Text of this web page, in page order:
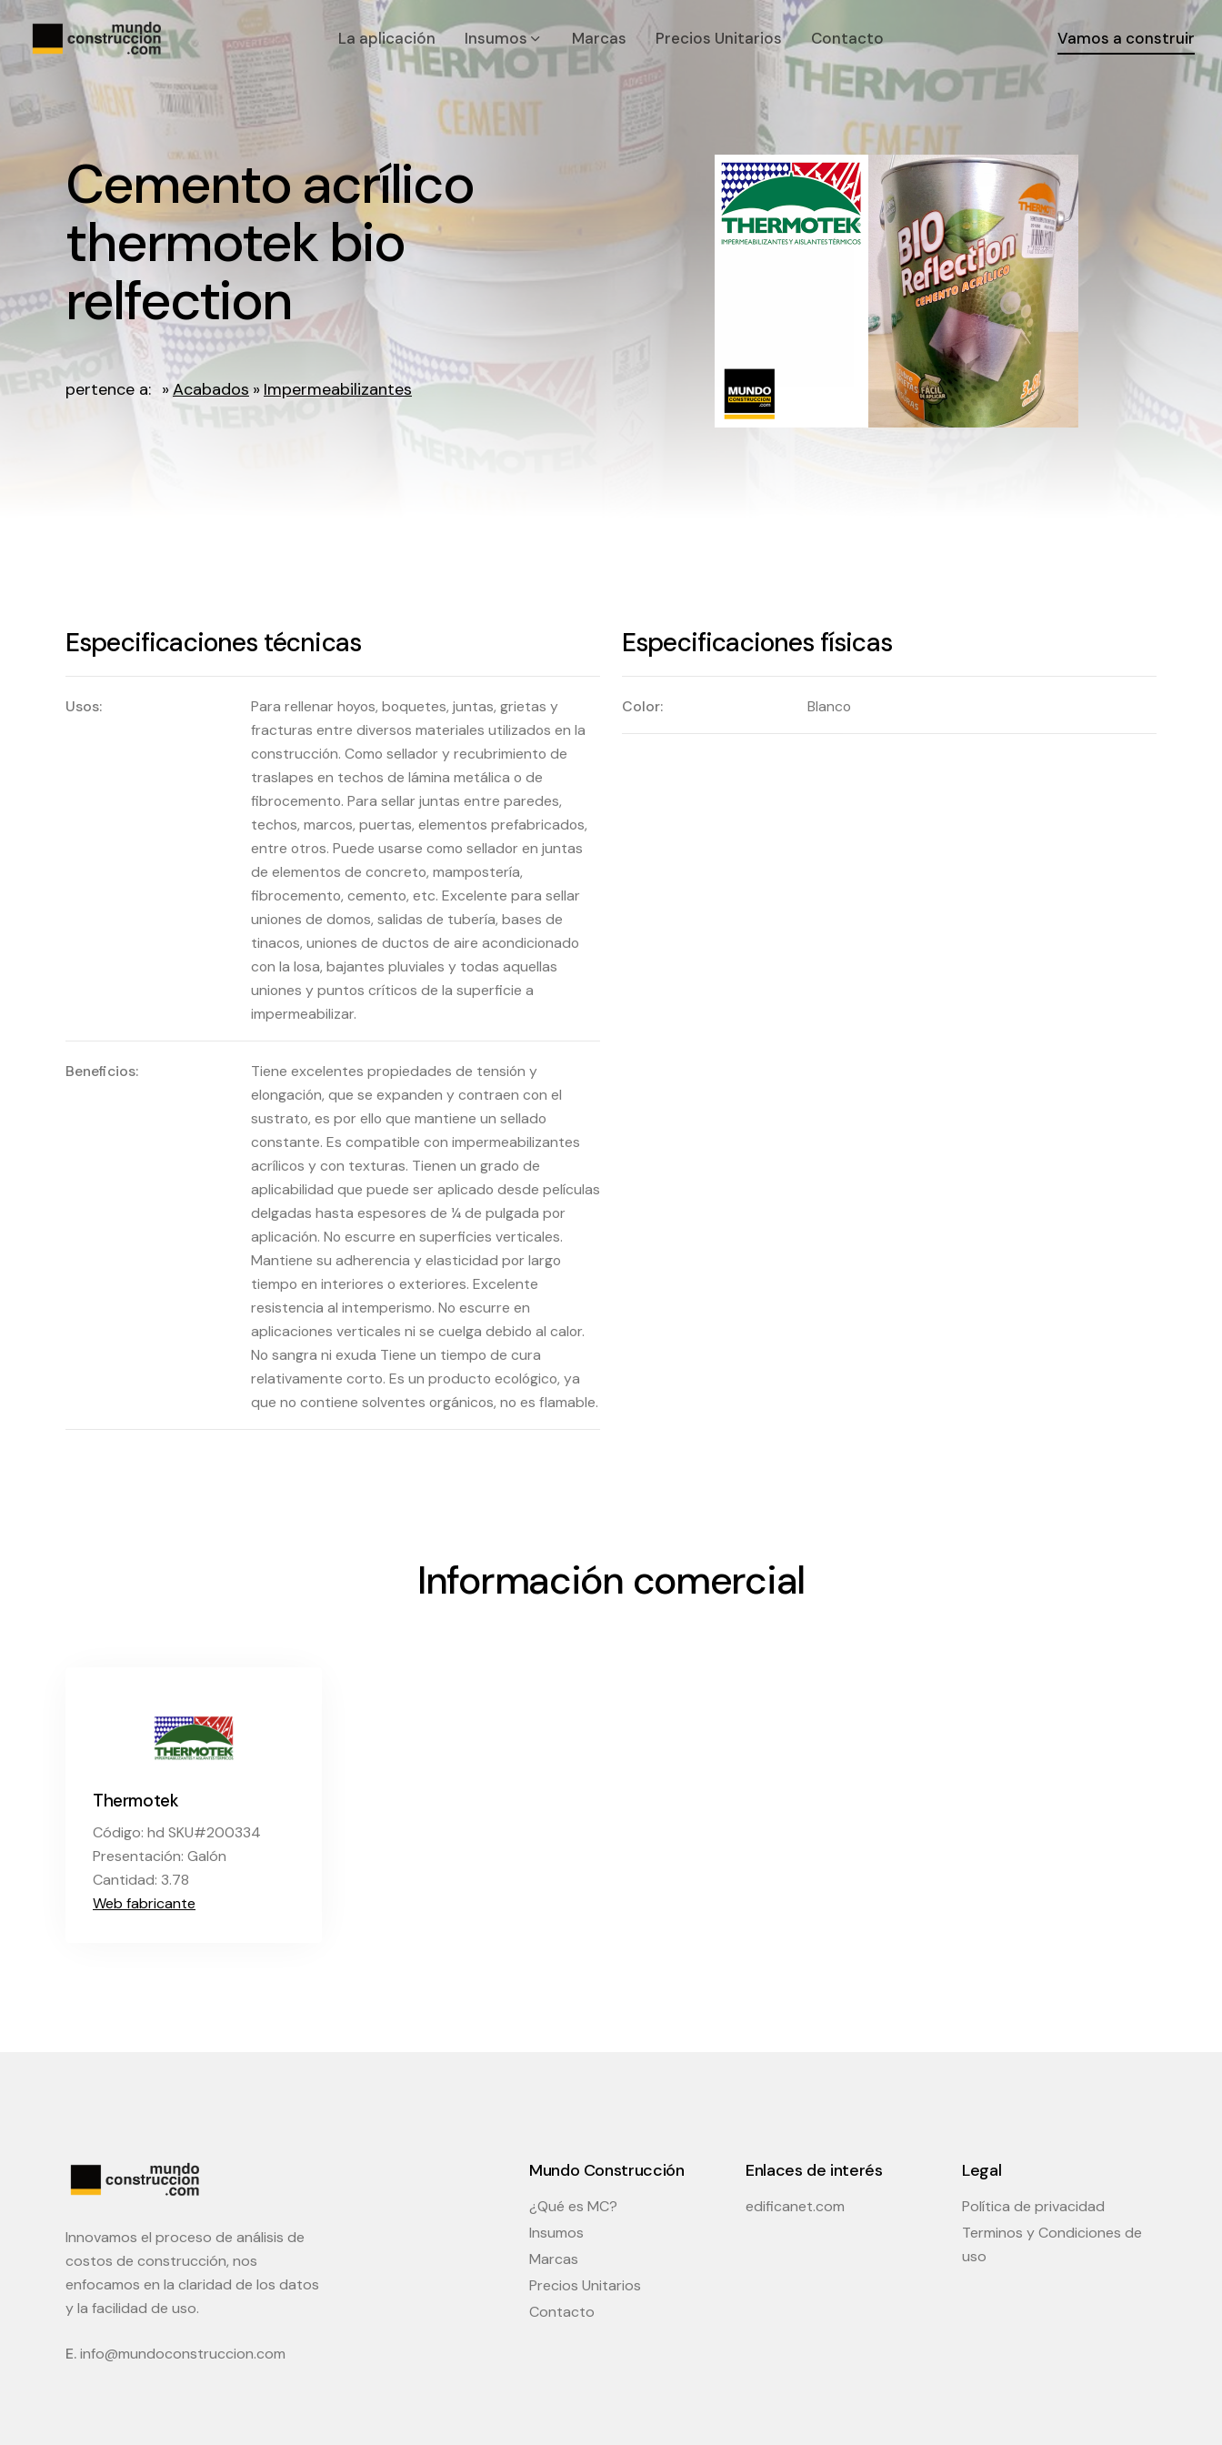
La aplicación Insumos Marcas Precios Unitarios Contacto Vamos a construir
Cemento acrílico
thermotek bio
relfection
pertence a: »Acabados » Impermeabilizantes
Especificaciones técnicas
Usos:
Para rellenar hoyos, boquetes, juntas, grietas y
fracturas entre diversos materiales utilizados en la
construcción. Como sellador y recubrimiento de
traslapes en techos de lámina metálica o de
fibrocemento. Para sellar juntas entre paredes,
techos, marcos, puertas, elementos prefabricados,
entre otros. Puede usarse como sellador en juntas
de elementos de concreto, mampostería,
fibrocemento, cemento, etc. Excelente para sellar
uniones de domos, salidas de tubería, bases de
tinacos, uniones de ductos de aire acondicionado
con la losa, bajantes pluviales y todas aquellas
uniones y puntos críticos de la superficie a
impermeabilizar.
Beneficios:
Tiene excelentes propiedades de tensión y
elongación, que se expanden y contraen con el
sustrato, es por ello que mantiene un sellado
constante. Es compatible con impermeabilizantes
acrílicos y con texturas. Tienen un grado de
aplicabilidad que puede ser aplicado desde películas
delgadas hasta espesores de ¼ de pulgada por
aplicación. No escurre en superficies verticales.
Mantiene su adherencia y elasticidad por largo
tiempo en interiores o exteriores. Excelente
resistencia al intemperismo. No escurre en
aplicaciones verticales ni se cuelga debido al calor.
No sangra ni exuda Tiene un tiempo de cura
relativamente corto. Es un producto ecológico, ya
que no contiene solventes orgánicos, no es flamable.
Especificaciones físicas
Color: Blanco
Información comercial
Thermotek
Código: hd SKU#200334
Presentación: Galón
Cantidad: 3.78
Web fabricante
Innovamos el proceso de análisis de
costos de construcción, nos
enfocamos en la claridad de los datos
y la facilidad de uso.
E.info@mundoconstruccion.com
Mundo Construcción
¿Qué es MC?
Insumos
Marcas
Precios Unitarios
Contacto
Enlaces de interés
edificanet.com
Legal
Política de privacidad
Terminos y Condiciones de
uso